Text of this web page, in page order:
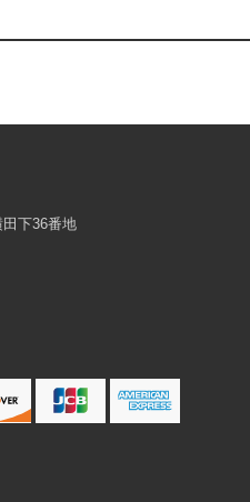
下36番地